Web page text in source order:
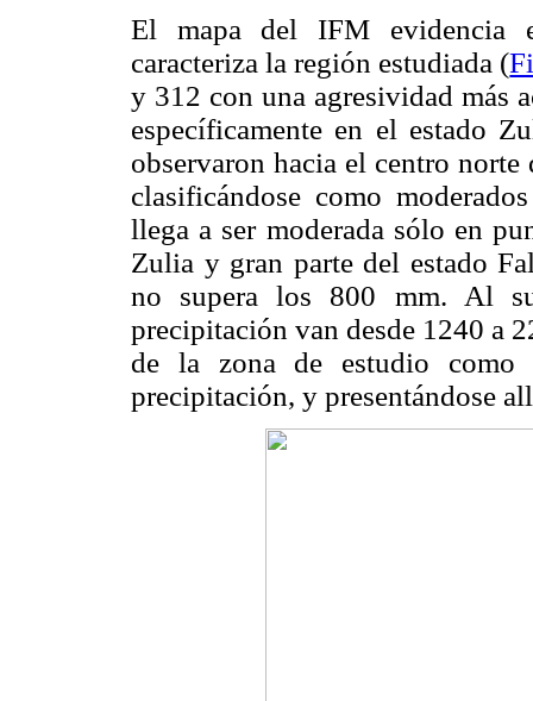
El mapa del IFM evidencia
caracteriza la región estudiada (
y 312 con una agresividad más
específicamente en el estado
observaron hacia el centro
clasificándose como
llega a ser moderada sólo en
Zulia y gran parte del estado
no supera los 800 mm. Al
precipitación van desde 1240 a
de la zona de estudio
precipitación, y presentándose